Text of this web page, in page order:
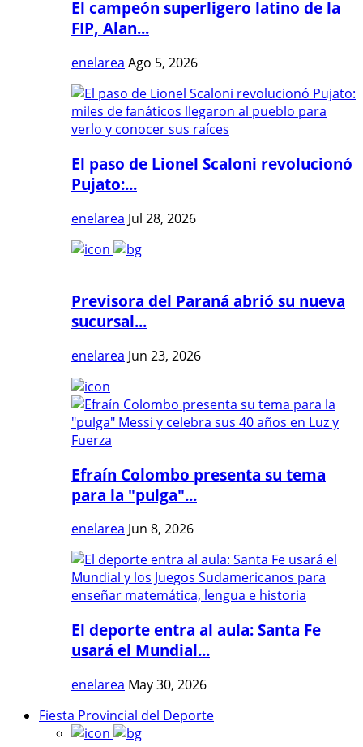
El campeón superligero latino de la
FIP, Alan...
enelarea Ago 5, 2026
El paso de Lionel Scaloni revolucionó
Pujato:...
enelarea Jul 28, 2026
Previsora del Paraná abrió su nueva
sucursal...
enelarea Jun 23, 2026
Efraín Colombo presenta su tema
para la "pulga"...
enelarea Jun 8, 2026
El deporte entra al aula: Santa Fe
usará el Mundial...
enelarea May 30, 2026
Fiesta Provincial del Deporte